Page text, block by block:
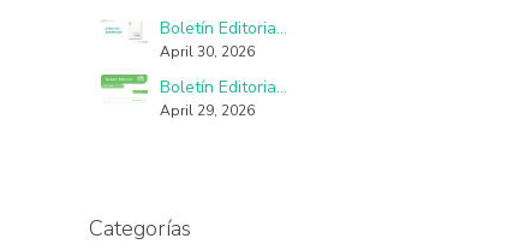
La democracia en México, un proceso con fallas, imperfecciones y seudo practicantes
March 26, 2021
Boletín Editorial Libros UAM No. 58
April 30, 2026
Boletín Editorial Libros UAM No. 57
April 29, 2026
Categorías